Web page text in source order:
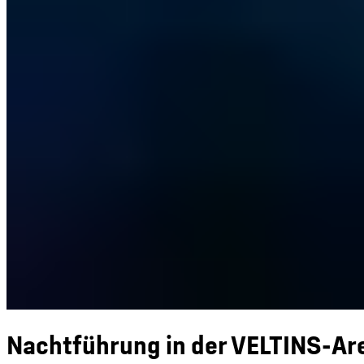
Nachtführung in der VELTINS-